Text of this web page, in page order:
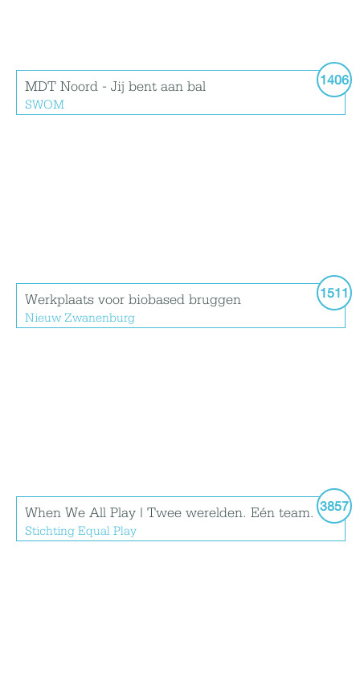
1406
MDT Noord - Jij bent aan bal
SWOM
1511
Werkplaats voor biobased bruggen
Nieuw Zwanenburg
3857
When We All Play | Twee werelden. Eén team.
Stichting Equal Play